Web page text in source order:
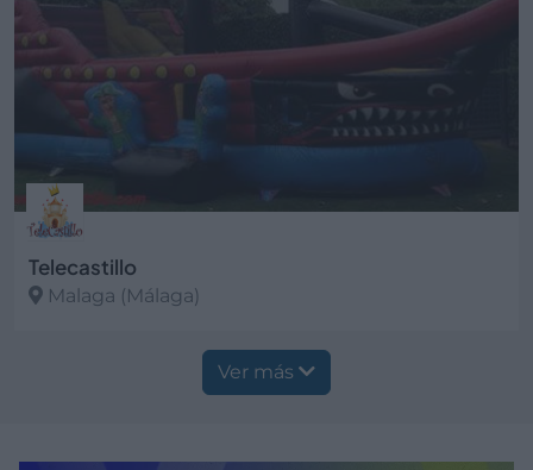
Telecastillo
Malaga (Málaga)
Ver más